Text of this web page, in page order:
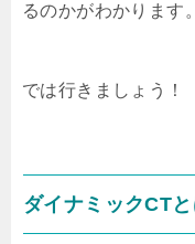
るのかがわかります。
では行きましょう！
ダイナミックCTと